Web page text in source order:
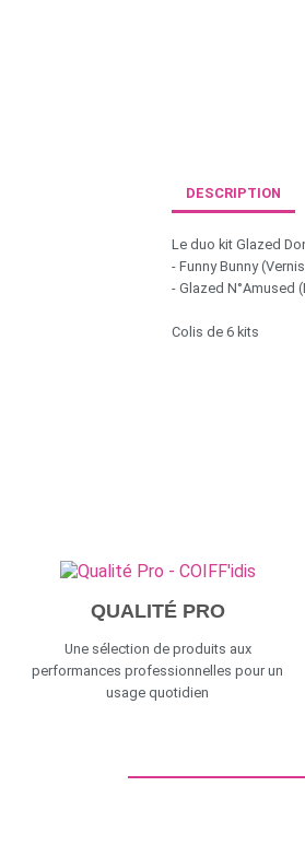
DESCRIPTION
Le duo kit Glazed
- Funny Bunny
- Glazed N°Amused
Colis de 6 kits
QUALITÉ PRO
Une sélection de produits aux
performances professionnelles pour un
usage quotidien